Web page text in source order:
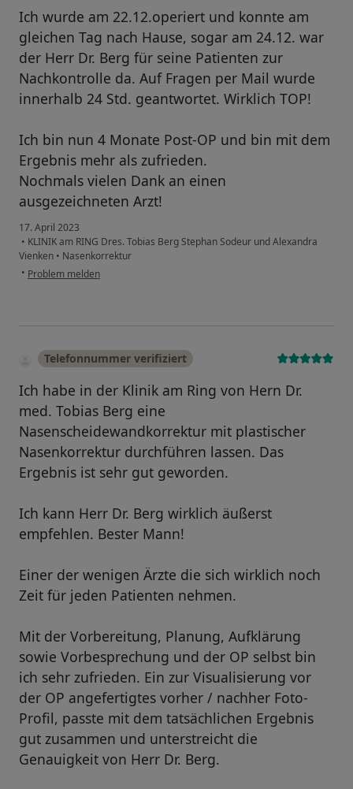
Ich wurde am 22.12.operiert und konnte am
gleichen Tag nach Hause, sogar am 24.12. war
der Herr Dr. Berg für seine Patienten zur
Nachkontrolle da. Auf Fragen per Mail wurde
innerhalb 24 Std. geantwortet. Wirklich TOP!
Ich bin nun 4 Monate Post-OP und bin mit dem
Ergebnis mehr als zufrieden.
Nochmals vielen Dank an einen
ausgezeichneten Arzt!
17. April 2023
• KLINIK am RING Dres. Tobias Berg Stephan Sodeur und Alexandra
Vienken • Nasenkorrektur
• Problem melden
Telefonnummer verifiziert
Ich habe in der Klinik am Ring von Hern Dr.
med. Tobias Berg eine
Nasenscheidewandkorrektur mit plastischer
Nasenkorrektur durchführen lassen. Das
Ergebnis ist sehr gut geworden.
Ich kann Herr Dr. Berg wirklich äußerst
empfehlen. Bester Mann!
Einer der wenigen Ärzte die sich wirklich noch
Zeit für jeden Patienten nehmen.
Mit der Vorbereitung, Planung, Aufklärung
sowie Vorbesprechung und der OP selbst bin
ich sehr zufrieden. Ein zur Visualisierung vor
der OP angefertigtes vorher / nachher Foto-
Profil, passte mit dem tatsächlichen Ergebnis
gut zusammen und unterstreicht die
Genauigkeit von Herr Dr. Berg.